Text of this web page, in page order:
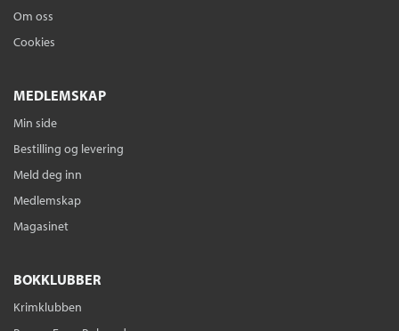
Om oss
Cookies
MEDLEMSKAP
Min side
Bestilling og levering
Meld deg inn
Medlemskap
Magasinet
BOKKLUBBER
Krimklubben